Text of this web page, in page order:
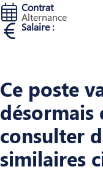
Contrat
Alternance
Salaire :
Ce poste
désormais
consulter
similaires